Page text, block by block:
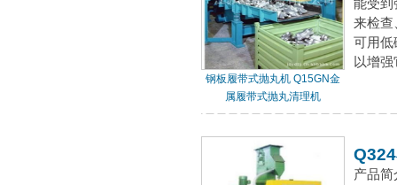
钢板履带式抛丸机 Q15GN金
属履带式抛丸清理机
能受到
来检查
可用低
以增
产品